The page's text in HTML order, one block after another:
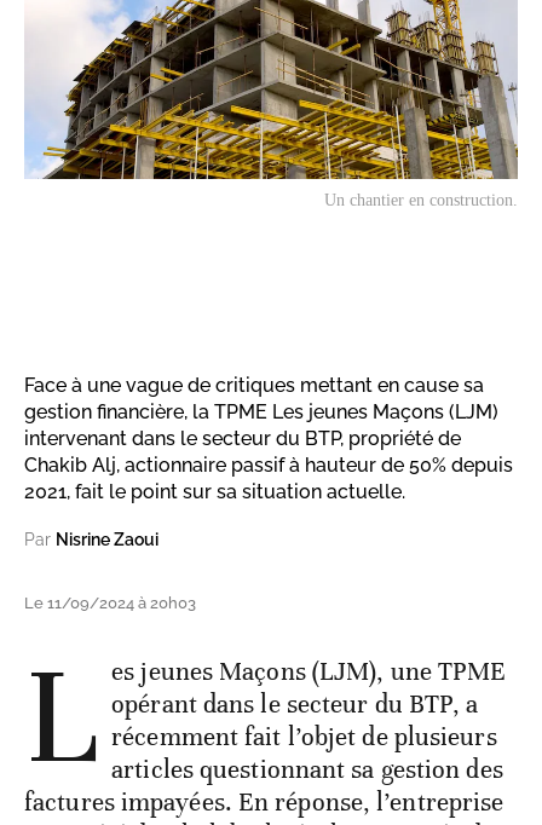
Un chantier en construction.
Face à une vague de critiques mettant en cause sa
gestion financière, la TPME Les jeunes Maçons (LJM)
intervenant dans le secteur du BTP, propriété de
Chakib Alj, actionnaire passif à hauteur de 50% depuis
2021, fait le point sur sa situation actuelle.
Par Nisrine Zaoui
Le 11/09/2024 à 20h03
L es jeunes Maçons (LJM), une TPME
opérant dans le secteur du BTP, a
récemment fait l’objet de plusieurs
articles questionnant sa gestion des
factures impayées. En réponse, l’entreprise